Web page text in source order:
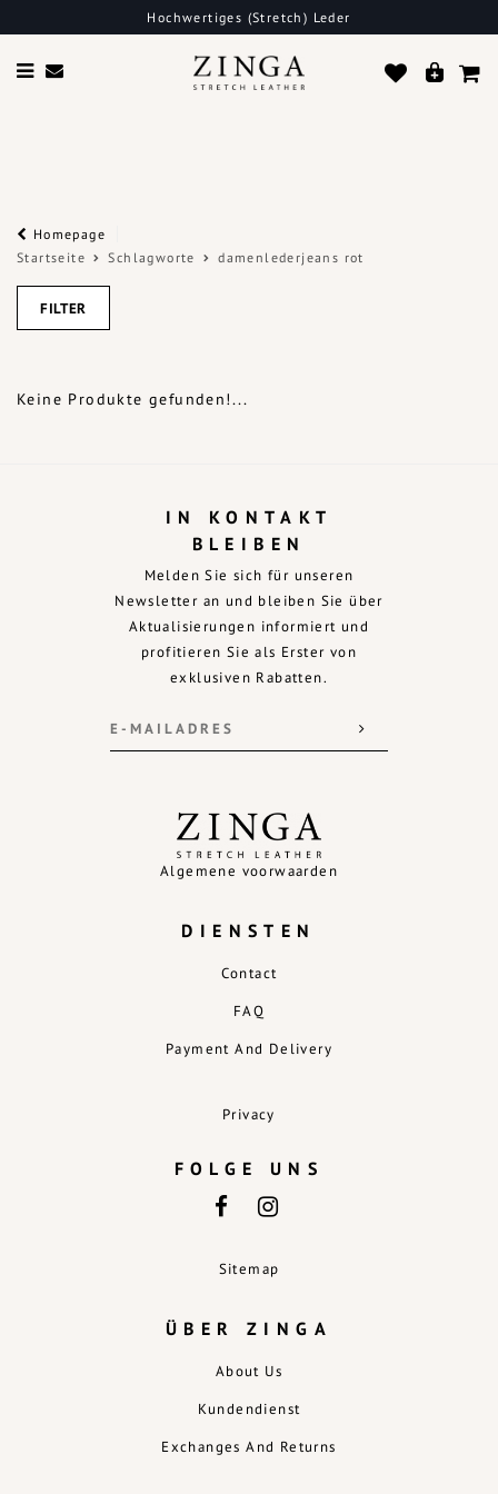
Hochwertiges (Stretch) Leder
Homepage
Startseite
Schlagworte damenlederjeans rot
FILTER
Keine Produkte gefunden!...
Algemene voorwaarden
DIENSTEN
Contact
FAQ
Payment And Delivery
Privacy
ÜBER ZINGA
About Us
Kundendienst
Exchanges And Returns
FOLGE UNS
Sitemap
IN KONTAKT
BLEIBEN
Melden Sie sich für unseren
Newsletter an und bleiben Sie über
Aktualisierungen informiert und
profitieren Sie als Erster von
exklusiven Rabatten.